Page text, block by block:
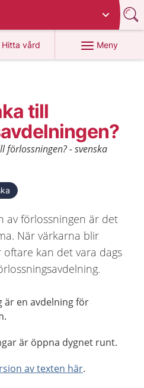
Hitta vård
på 1177.se
Meny
till
förlossningen? - svenska
av förlossningen är det
När värkarna blir
kan det vara dags
är en avdelning för
är öppna dygnet runt.
av texten här.